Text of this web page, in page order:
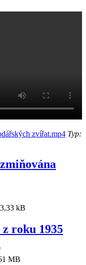
zvířat.mp4 Typ:
kB
roku 1935
MB